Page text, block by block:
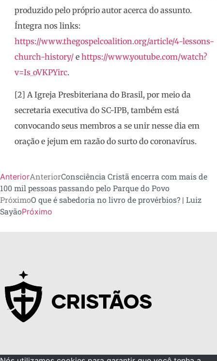
produzido pelo próprio autor acerca do assunto.
Íntegra nos links:
https://www.thegospelcoalition.org/article/4-lessons-
church-history/ e https://www.youtube.com/watch?
v=Is_oVKPYirc.
[2] A Igreja Presbiteriana do Brasil, por meio da
secretaria executiva do SC-IPB, também está
convocando seus membros a se unir nesse dia em
oração e jejum em razão do surto do coronavírus.
AnteriorAnteriorConsciência Cristã encerra com mais de
100 mil pessoas passando pelo Parque do Povo
PróximoO que é sabedoria no livro de provérbios? | Luiz
SayãoPróximo